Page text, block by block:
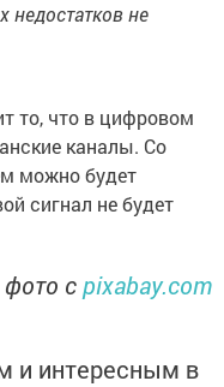
недостатков не
то, что в цифровом
каналы. Со
можно будет
сигнал не будет
фото сpixabay.com
и интересным в